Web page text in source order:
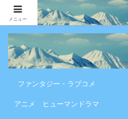
アニメ・漫画・VOD作品の見どころ、配信
品別・ジャンル別に分かりやすく
ファンタジー・ラブコメ
アニメ ヒューマンドラマ
メニュー